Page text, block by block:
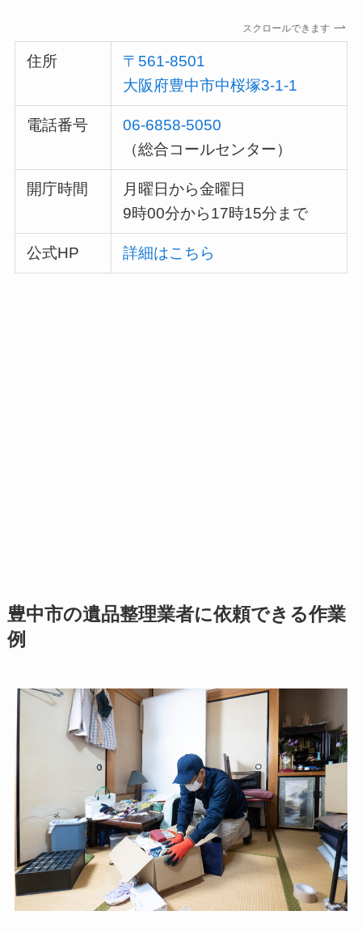
スクロールできます
住所
〒561-8501
大阪府豊中市中桜塚3-1-1
電話番号
06-6858-5050
（総合コールセンター）
開庁時間
月曜日から金曜日
9時00分から17時15分まで
公式HP 詳細はこちら
豊中市の遺品整理業者に依頼できる作業
例